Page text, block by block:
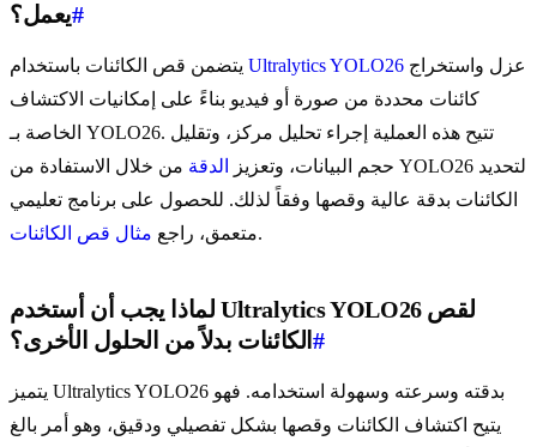
يعمل؟#
Ultralytics YOLO26
كائنات محددة من صورة أو فيديو بناءً على إمكانيات الاكتشاف
الخاصة بـ YOLO26. تتيح هذه العملية إجراء تحليل مركز، وتقليل
حجم البيانات، وتعزيز
الدقة من خلال الاستفادة من YOLO26 لتحديد
الكائنات بدقة عالية وقصها وفقاً لذلك. للحصول على برنامج تعليمي
متعمق، راجع مثال قص الكائنات .
لماذا يجب أن أستخدم Ultralytics YOLO26 لقص
الكائنات بدلاً من الحلول الأخرى؟#
يتميز Ultralytics YOLO26 بدقته وسرعته وسهولة استخدامه. فهو
يتيح اكتشاف الكائنات وقصها بشكل تفصيلي ودقيق، وهو أمر بالغ